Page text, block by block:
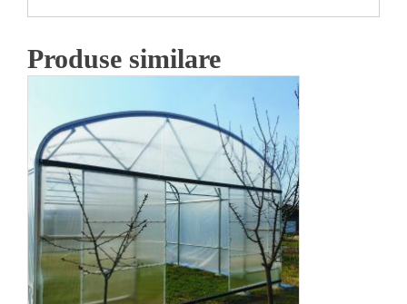
Produse similare